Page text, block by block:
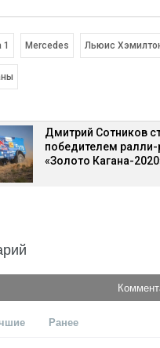
Mercedes Льюис
Дмитрий Сотников
победителем
«Золото Кагана-
Ранее